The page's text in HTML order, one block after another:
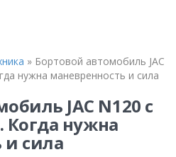
» Бортовой автомобиль JAC
нужна маневренность и сила
JAC N120 с
Когда нужна
и сила